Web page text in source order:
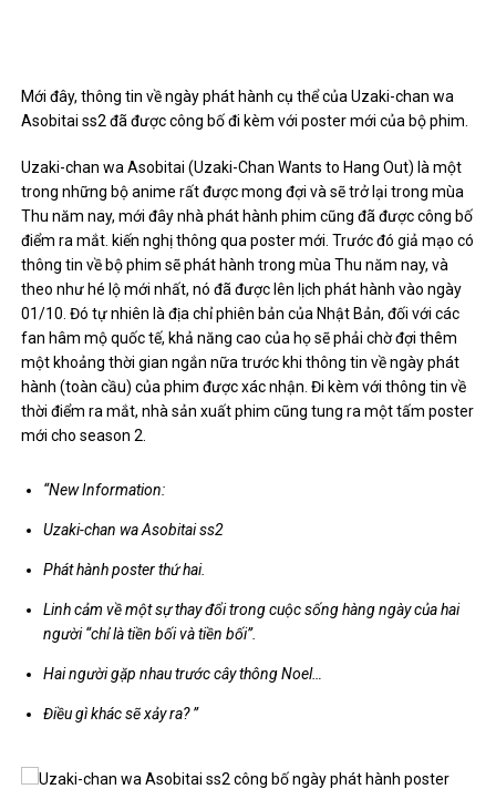
Mới đây, thông tin về ngày phát hành cụ thể của Uzaki-chan wa
Asobitai ss2 đã được công bố đi kèm với poster mới của bộ phim.
Uzaki-chan wa Asobitai (Uzaki-Chan Wants to Hang Out) là một
trong những bộ anime rất được mong đợi và sẽ trở lại trong mùa
Thu năm nay, mới đây nhà phát hành phim cũng đã được công bố
điểm ra mắt. kiến nghị thông qua poster mới. Trước đó giả mạo có
thông tin về bộ phim sẽ phát hành trong mùa Thu năm nay, và
theo như hé lộ mới nhất, nó đã được lên lịch phát hành vào ngày
01/10. Đó tự nhiên là địa chỉ phiên bản của Nhật Bản, đối với các
fan hâm mộ quốc tế, khả năng cao của họ sẽ phải chờ đợi thêm
một khoảng thời gian ngắn nữa trước khi thông tin về ngày phát
hành (toàn cầu) của phim được xác nhận. Đi kèm với thông tin về
thời điểm ra mắt, nhà sản xuất phim cũng tung ra một tấm poster
mới cho season 2.
“New Information:
Uzaki-chan wa Asobitai ss2
Phát hành poster thứ hai.
Linh cảm về một sự thay đổi trong cuộc sống hàng ngày của hai
người “chỉ là tiền bối và tiền bối”.
Hai người gặp nhau trước cây thông Noel…
Điều gì khác sẽ xảy ra? ”